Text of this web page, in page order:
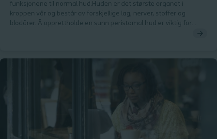
funksjonene til normal hud.Huden er det største organet i
kroppen vår og består av forskjellige lag, nerver, stoffer og
blodårer. Å opprettholde en sunn peristomal hud er viktig for